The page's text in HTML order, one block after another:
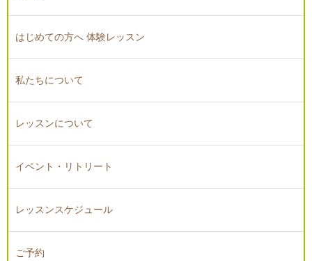
はじめての方へ 体験レッスン
私たちについて
レッスンについて
イベント・リトリート
レッスンスケジュール
ご予約